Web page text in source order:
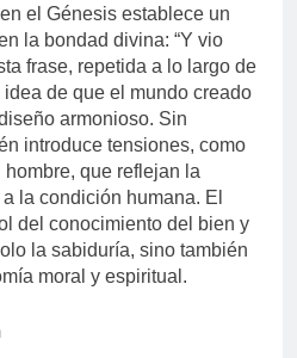
el Génesis establece un
la bondad divina: “Y vio
frase, repetida a lo largo de
idea de que el mundo creado
armonioso. Sin
introduce tensiones, como
que reflejan la
la condición humana. El
del conocimiento del bien y
la sabiduría, sino también
moral y espiritual.